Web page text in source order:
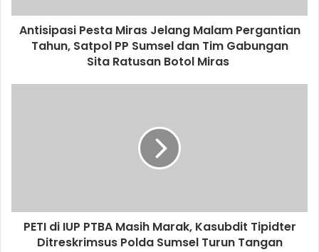
Antisipasi Pesta Miras Jelang Malam Pergantian
Tahun, Satpol PP Sumsel dan Tim Gabungan
Sita Ratusan Botol Miras
PETI di IUP PTBA Masih Marak, Kasubdit Tipidter
Ditreskrimsus Polda Sumsel Turun Tangan